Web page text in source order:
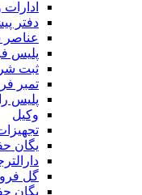
دفتر
پلیس
ثبت
تمبر
پلیس
وکیل
یگان
گل
یگان